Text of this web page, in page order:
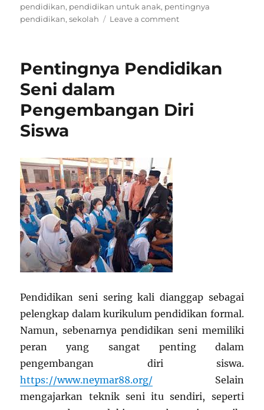
on
pendidikan, pendidikan untuk anak, pentingnya
pendidikan,sekolah Leave a commenton
Mempersiapkan
Masalah
Hidup
Pentingnya Pendidikan
Seni dalam
Pengembangan Diri
Siswa
Pendidikan seni sering kali dianggap sebagai
pelengkap dalam kurikulum pendidikan formal.
Namun, sebenarnya pendidikan seni memiliki
peran yang sangat penting dalam
pengembangan diri siswa.
https://www.neymar88.org/ Selain
mengajarkan teknik seni itu sendiri, seperti